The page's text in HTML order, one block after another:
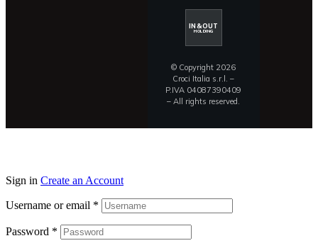
IN&OUT
HOLDING
© Copyright 2026
Croci Italia s.r.l. –
P.IVA 04087390409
– All rights reserved.
Sign in Create an Account
Username or email *
Password *